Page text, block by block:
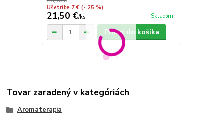
Ušetríte 7 € (- 25 %)
21,50 €/ks Skladom
Pridať do košíka
Tovar zaradený v kategóriách
Aromaterapia